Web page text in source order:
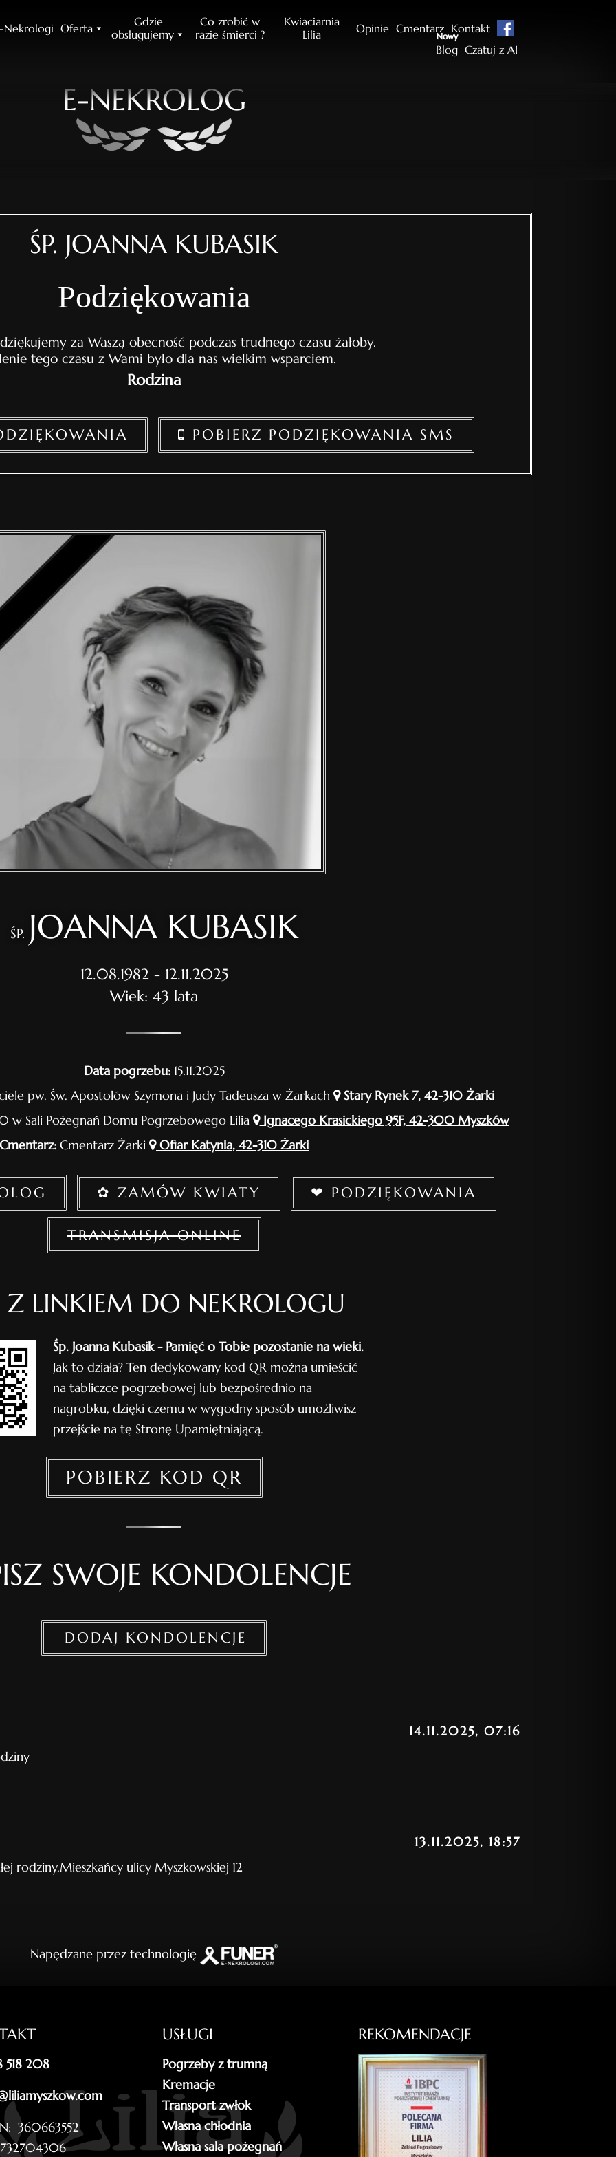
Nekrologi Oferta
Gdzie
obsługujemy
Co zrobić w
razie śmierci ?
Kwiaciarnia
Lilia
Opinie Cmentarz Kontakt
Blog
Nowy
Czatuj z AI
E-NEKROLOG
ŚP. JOANNA KUBASIK
Podziękowania
za Waszą obecność podczas trudnego czasu żałoby.
tego czasu z Wami było dla nas wielkim wsparciem.
Rodzina
POBIERZ PODZIĘKOWANIA SMS
ŚP. JOANNA KUBASIK
12.08.1982 - 12.11.2025
Wiek: 43 lata
Data pogrzebu:15.11.2025
pw. Św. Apostołów Szymona i Judy Tadeusza w Żarkach
Stary Rynek 7, 42-310 Żarki
w Sali Pożegnań Domu Pogrzebowego Lilia
Ignacego Krasickiego 95F, 42-300 Myszków
Cmentarz: Cmentarz Żarki Ofiar Katynia, 42-310 Żarki
✿ ZAMÓW KWIATY ❤ PODZIĘKOWANIA
TRANSMISJA ONLINE
Z LINKIEM DO NEKROLOGU
Śp. Joanna Kubasik - Pamięć o Tobie pozostanie na wieki.
Jak to działa? Ten dedykowany kod QR można umieścić
na tabliczce pogrzebowej lub bezpośrednio na
nagrobku, dzięki czemu w wygodny sposób umożliwisz
przejście na tę Stronę Upamiętniającą.
POBIERZ KOD QR
SWOJE KONDOLENCJE
DODAJ KONDOLENCJE
14.11.2025, 07:16
13.11.2025, 18:57
rodziny,Mieszkańcy ulicy Myszkowskiej 12
Napędzane przez technologię
518 208
360663552
USŁUGI
Pogrzeby z trumną
Kremacje
Transport zwłok
Własna chłodnia
Własna sala pożegnań
REKOMENDACJE